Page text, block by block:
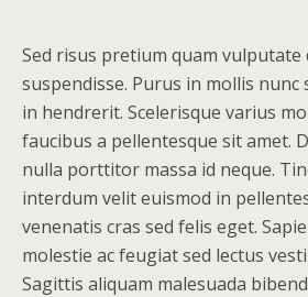
Sed risus pretium quam vulputate
suspendisse. Purus in mollis nunc
in hendrerit. Scelerisque varius
faucibus a pellentesque sit amet.
nulla porttitor massa id neque.
interdum velit euismod in
venenatis cras sed felis eget.
molestie ac feugiat sed lectus
Sagittis aliquam malesuada